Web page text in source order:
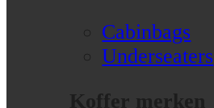
Cabinbags
Underseaters
Koffer merken